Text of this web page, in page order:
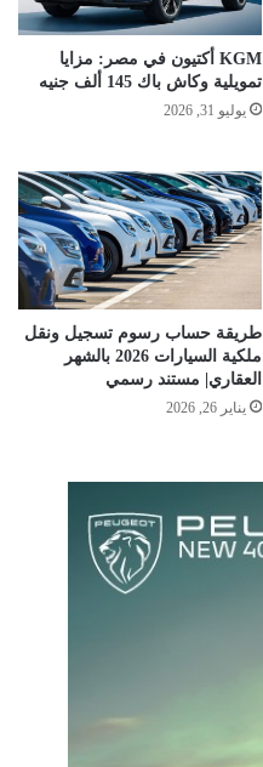
KGM أكتيون في مصر: مزايا
تمويلية وكاش باك 145 ألف جنيه
يوليو 31, 2026
طريقة حساب رسوم تسجيل ونقل
ملكية السيارات 2026 بالشهر
العقاري| مستند رسمي
يناير 26, 2026